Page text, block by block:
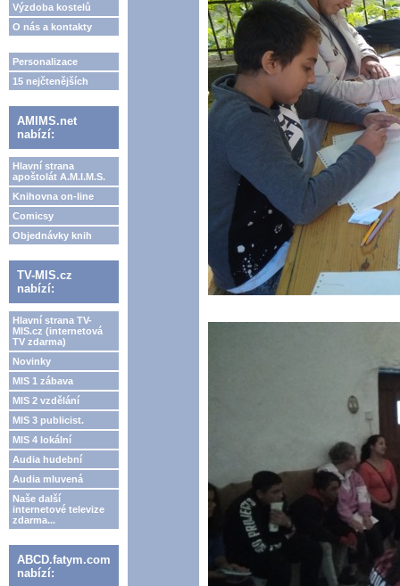
Výzdoba kostelů
O nás a kontakty
Personalizace
15 nejčtenějších
AMIMS.net
nabízí:
Hlavní strana
apoštolát A.M.I.M.S.
Knihovna on-line
Comicsy
Objednávky knih
TV-MIS.cz
nabízí:
Hlavní strana TV-
MIS.cz (internetová
TV zdarma)
Novinky
MIS 1 zábava
MIS 2 vzdělání
MIS 3 publicist.
MIS 4 lokální
Audia hudební
Audia mluvená
Naše další
internetové televize
zdarma...
ABCD.fatym.com
nabízí: